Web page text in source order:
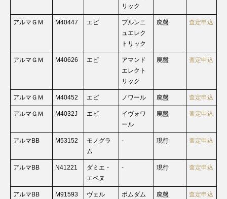
リック
アルマＧＭ M40447 エピ
プルンニ
ュエレク
トリック
廃盤 査定申込
アルマＧＭ M40626 エピ
アマンド
エレクト
リック
廃盤 査定申込
アルマＧＭ M40452 エピ ノワール 廃盤 査定申込
アルマＧＭ M4032J エピ
イヴォワ
ール
廃盤 査定申込
アルマBB M53152
モノグラ
ム
- 現行 査定申込
アルマBB N41221
ダミエ・
エベヌ
- 現行 査定申込
アルマBB M91593
ヴェル
ポムダム
廃盤 査定申込